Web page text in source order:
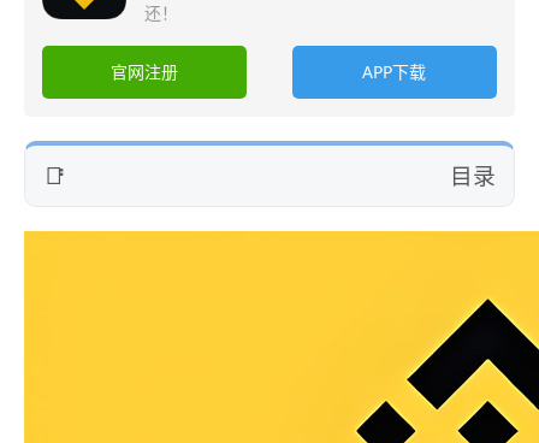
还！
官网注册 APP下载
目录